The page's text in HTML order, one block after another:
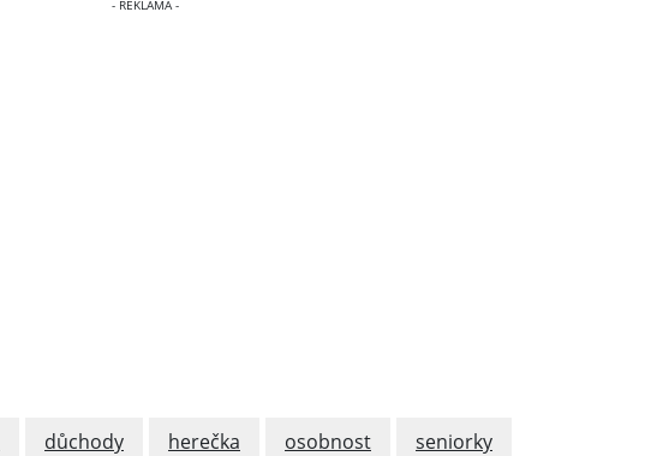
důchody herečka osobnost seniorky